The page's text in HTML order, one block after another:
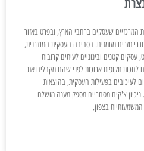
המרכזיים שעסקים ברחבי הארץ, ובפרט באזור
תזרים מזומנים. בסביבה העסקית המודרנית,
קטנים ובינוניים לעיתים קרובות
תקופות ארוכות לפני שהם מקבלים את
לעיכובים בפעילות העסקית, בהוצאות
צ'קים מסחריים מספק מענה מושלם
בצפון,